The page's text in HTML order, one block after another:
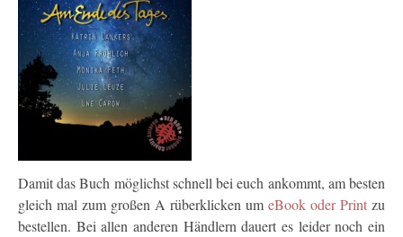
Damit das Buch möglichst schnell bei euch ankommt, am besten
gleich mal zum großen A rüberklicken um eBook oder Print zu
bestellen. Bei allen anderen Händlern dauert es leider noch ein